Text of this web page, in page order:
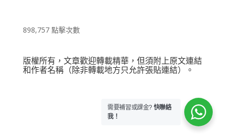
898,757 點擊次數
版權所有，文章歡迎轉載精華，但須附上原文連結
和作者名稱（除非轉載地方只允許張貼連結）。
需要補習或課金? 快聯絡
我！